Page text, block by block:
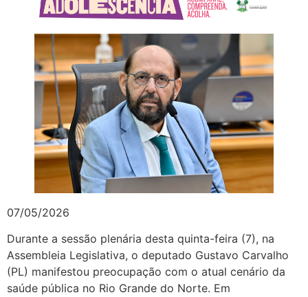
07/05/2026
Durante a sessão plenária desta quinta-feira (7), na
Assembleia Legislativa, o deputado Gustavo Carvalho
(PL) manifestou preocupação com o atual cenário da
saúde pública no Rio Grande do Norte. Em